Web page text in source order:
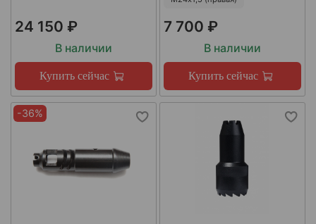
24 150 ₽
В наличии
Купить сейчас
7 700 ₽
В наличии
Купить сейчас
-36%